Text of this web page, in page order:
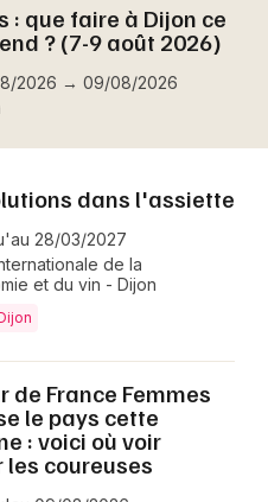
: que faire à Dijon ce
? (7-9 août 2026)
2026 → 09/08/2026
dans l'assiette
28/03/2027
de la
et du vin - Dijon
de France Femmes
le pays cette
: voici où voir
les coureuses